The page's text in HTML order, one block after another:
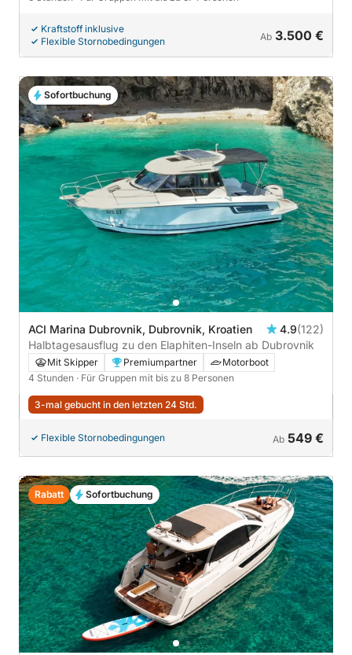
Kraftstoff inklusive
Flexible Stornobedingungen
Ab 3.500 €
ACI Marina Dubrovnik, Dubrovnik, Kroatien 4.9(122)
Halbtagesausflug zu den Elaphiten-Inseln ab Dubrovnik
Mit Skipper Premiumpartner
Motorboot
4 Stunden · Für Gruppen mit bis zu 8 Personen
3-mal gebucht in den letzten 24 Std.
Flexible Stornobedingungen Ab 549 €
Sofortbuchung
Rabatt Sofortbuchung